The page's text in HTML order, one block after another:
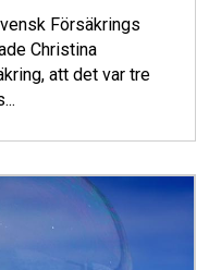
Försäkrings
Christina
att det var tre